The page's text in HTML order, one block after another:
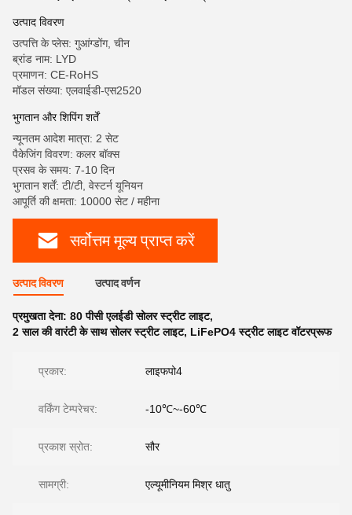
उत्पाद विवरण
उत्पत्ति के प्लेस: गुआंग्डोंग, चीन
ब्रांड नाम: LYD
प्रमाणन: CE-RoHS
मॉडल संख्या: एलवाईडी-एस2520
भुगतान और शिपिंग शर्तें
न्यूनतम आदेश मात्रा: 2 सेट
पैकेजिंग विवरण: कलर बॉक्स
प्रसव के समय: 7-10 दिन
भुगतान शर्तें: टी/टी, वेस्टर्न यूनियन
आपूर्ति की क्षमता: 10000 सेट / महीना
सर्वोत्तम मूल्य प्राप्त करें
उत्पाद विवरण उत्पाद वर्णन
प्रमुखता देना: 80 पीसी एलईडी सोलर स्ट्रीट लाइट,
2 साल की वारंटी के साथ सोलर स्ट्रीट लाइट, LiFePO4 स्ट्रीट लाइट वॉटरप्रूफ
प्रकार: लाइफपो4
वर्किंग टेम्परेचर: -10℃~-60℃
प्रकाश स्रोत: सौर
सामग्री: एल्यूमीनियम मिश्र धातु